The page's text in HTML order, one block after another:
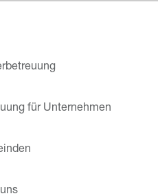
für Unternehmen